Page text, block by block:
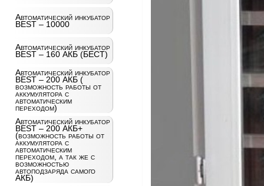
Автоматический инкубатор
BEST – 10000
Автоматический инкубатор
BEST – 160 АКБ (БЕСТ)
Автоматический инкубатор
BEST – 200 АКБ (
возможность работы от
аккумулятора с
автоматическим
переходом)
Автоматический инкубатор
BEST – 200 АКБ+
(возможность работы от
аккумулятора с
автоматическим
переходом, а так же с
возможностью
автоподзаряда самого
АКБ)